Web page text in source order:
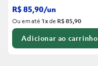
R$85,90/un
Ou em até 1xde R$ 85,90
Adicionar ao carrinho